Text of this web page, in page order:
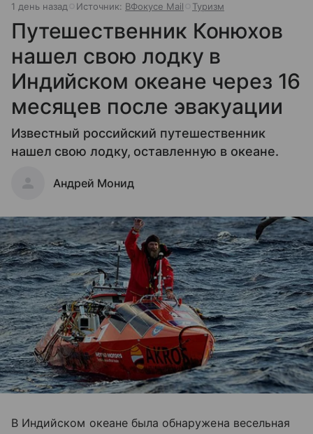
1 день назад Источник: ВФокусе Mail Туризм
Путешественник Конюхов
нашел свою лодку в
Индийском океане через 16
месяцев после эвакуации
Известный российский путешественник
нашел свою лодку, оставленную в океане.
Андрей Монид
В Индийском океане была обнаружена весельная